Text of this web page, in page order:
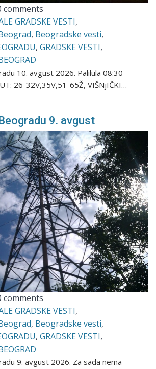
comments
GRADSKE VESTI,
, Beogradske vesti,
,GRADSKE VESTI,
10. avgust 2026. Palilula 08:30 –
26-32V,35V,51-65Ž, VIŠNjIČKI…
9. avgust
comments
GRADSKE VESTI,
, Beogradske vesti,
,GRADSKE VESTI,
9. avgust 2026. Za sada nema